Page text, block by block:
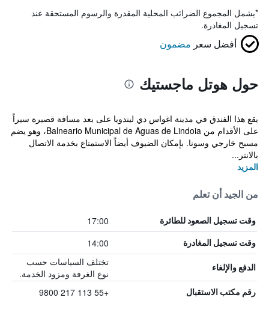
*يشمل المجموع الضرائب المحلية المقدرة والرسوم المستحقة عند
تسجيل المغادرة.
أفضل سعر مضمون
حول هوتل ماجستيك
يقع هذا الفندق في مدينة اغواس دي ليندويا على بعد مسافة قصيرة سيراً
على الأقدام من Balneario Municipal de Aguas de Lindoia، وهو يضم
مسبح خارجي وسونا. بإمكان الضيوف أيضاً الاستمتاع بخدمة الاتصال
بالانتر...
المزيد
من الجيد أن تعلم
وقت تسجيل الصعود للطائرة 17:00
وقت تسجيل المغادرة 14:00
الدفع والإلغاء
تختلف السياسات حسب
نوع الغرفة ومزود الخدمة.
رقم مكتب الاستقبال +55 113 217 9800